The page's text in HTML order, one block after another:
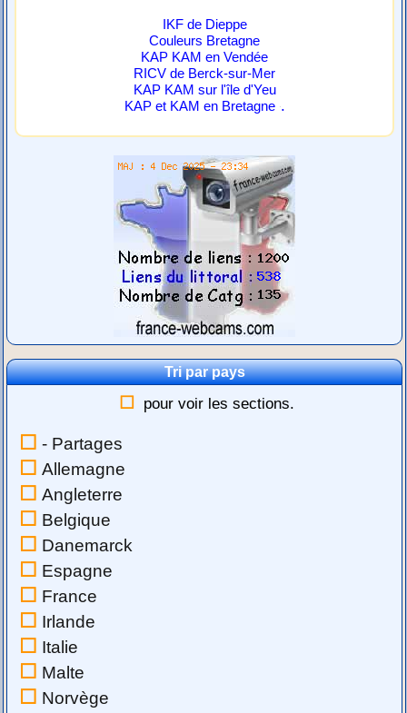
IKF de Dieppe
Couleurs Bretagne
KAP KAM en Vendée
RICV de Berck-sur-Mer
KAP KAM sur l'île d'Yeu
KAP et KAM en Bretagne .
Tri par pays
pour voir les sections.
- Partages
Allemagne
Angleterre
Belgique
Danemarck
Espagne
France
Irlande
Italie
Malte
Norvège